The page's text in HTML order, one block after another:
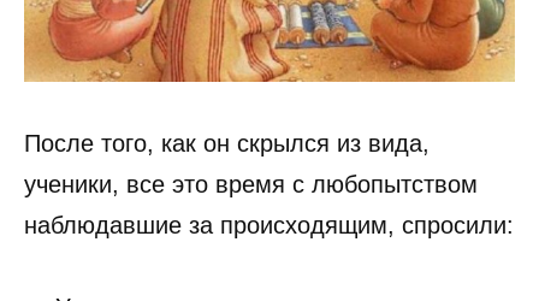
После того, как он скрылся из вида,
ученики, все это время с любопытством
наблюдавшие за происходящим, спросили: